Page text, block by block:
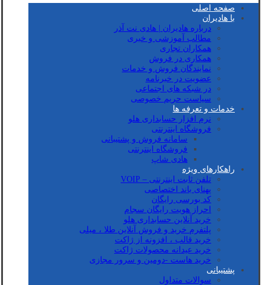
صفحه اصلی
با هادیران
درباره هادیران | هادی نت آذر
مطالب آموزشی و خبری
همکاران تجاری
همکاری در فروش
نمایندگان فروش و خدمات
عضویت در خبرنامه
در شبکه های اجتماعی
سیاست حریم خصوصی
خدمات و تعرفه ها
نرم افزار حسابداری هلو
فروشگاه اینترنتی
سامانه فروش و پشتیبانی
فروشگاه اینترنتی
هادی شاپ
راهکارهای ویژه
تلفن ثابت اینترنتی – VOIP
پهنای باند اختصاصی
کد بورسی رایگان
احراز هویت رایگان سجام
خرید آنلاین حسابداری هلو
پلتفرم خرید و فروش آنلاین طلا ، میلی
خرید قالب ، افزونه از ژاکت
خرید عیدانه محصولات ژاکت
خرید هاست -دومین و سرور مجازی
پشتیبانی
سوالات متداول